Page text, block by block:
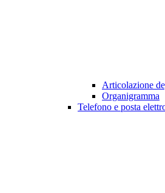
Articolazione
Organigramma
Telefono e posta